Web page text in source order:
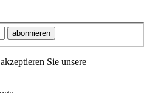
abonnieren
Sie unsere